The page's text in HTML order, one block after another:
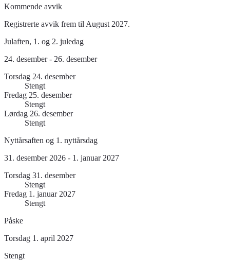
Kommende avvik
Registrerte avvik frem til August 2027.
Julaften, 1. og 2. juledag
24. desember - 26. desember
Torsdag 24. desember
Stengt
Fredag 25. desember
Stengt
Lørdag 26. desember
Stengt
Nyttårsaften og 1. nyttårsdag
31. desember 2026 - 1. januar 2027
Torsdag 31. desember
Stengt
Fredag 1. januar 2027
Stengt
Påske
Torsdag 1. april 2027
Stengt